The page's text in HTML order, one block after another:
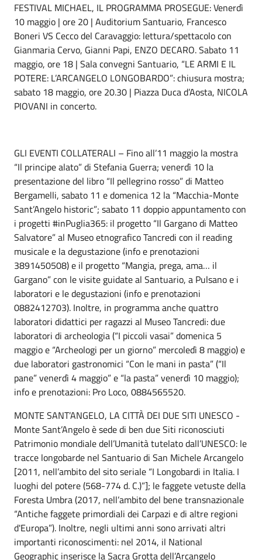
FESTIVAL MICHAEL, IL PROGRAMMA PROSEGUE: Venerdì
10 maggio | ore 20 | Auditorium Santuario, Francesco
Boneri VS Cecco del Caravaggio: lettura/spettacolo con
Gianmaria Cervo, Gianni Papi, ENZO DECARO. Sabato 11
maggio, ore 18 | Sala convegni Santuario, “LE ARMI E IL
POTERE: L’ARCANGELO LONGOBARDO”: chiusura mostra;
sabato 18 maggio, ore 20.30 | Piazza Duca d’Aosta, NICOLA
PIOVANI in concerto.
GLI EVENTI COLLATERALI – Fino all’11 maggio la mostra
“Il principe alato” di Stefania Guerra; venerdì 10 la
presentazione del libro “Il pellegrino rosso” di Matteo
Bergamelli, sabato 11 e domenica 12 la “Macchia-Monte
Sant’Angelo historic”; sabato 11 doppio appuntamento con
i progetti #inPuglia365: il progetto “Il Gargano di Matteo
Salvatore” al Museo etnografico Tancredi con il reading
musicale e la degustazione (info e prenotazioni
3891450508) e il progetto “Mangia, prega, ama… il
Gargano” con le visite guidate al Santuario, a Pulsano e i
laboratori e le degustazioni (info e prenotazioni
0882412703). Inoltre, in programma anche quattro
laboratori didattici per ragazzi al Museo Tancredi: due
laboratori di archeologia (“I piccoli vasai” domenica 5
maggio e “Archeologi per un giorno” mercoledì 8 maggio) e
due laboratori gastronomici “Con le mani in pasta” (“Il
pane” venerdì 4 maggio” e “la pasta” venerdì 10 maggio);
info e prenotazioni: Pro Loco, 0884565520.
MONTE SANT’ANGELO, LA CITTÀ DEI DUE SITI UNESCO -
Monte Sant’Angelo è sede di ben due Siti riconosciuti
Patrimonio mondiale dell’Umanità tutelato dall’UNESCO: le
tracce longobarde nel Santuario di San Michele Arcangelo
[2011, nell’ambito del sito seriale “I Longobardi in Italia. I
luoghi del potere (568-774 d. C.)”]; le faggete vetuste della
Foresta Umbra (2017, nell’ambito del bene transnazionale
“Antiche faggete primordiali dei Carpazi e di altre regioni
d'Europa”). Inoltre, negli ultimi anni sono arrivati altri
importanti riconoscimenti: nel 2014, il National
Geographic inserisce la Sacra Grotta dell’Arcangelo